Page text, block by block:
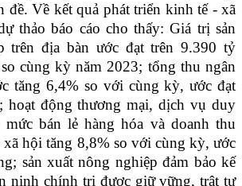
đề. Về kết quả phát triển kinh tế - xã
thảo báo cáo cho thấy: Giá trị sản
trên địa bàn ước đạt trên 9.390 tỷ
cùng kỳ năm 2023; tổng thu ngân
tăng 6,4% so với cùng kỳ, ước đạt
hoạt động thương mại, dịch vụ duy
bán lẻ hàng hóa và doanh thu
hội tăng 8,8% so với cùng kỳ, ước
sản xuất nông nghiệp đảm bảo kế
ninh chính trị được giữ vững, trật tự